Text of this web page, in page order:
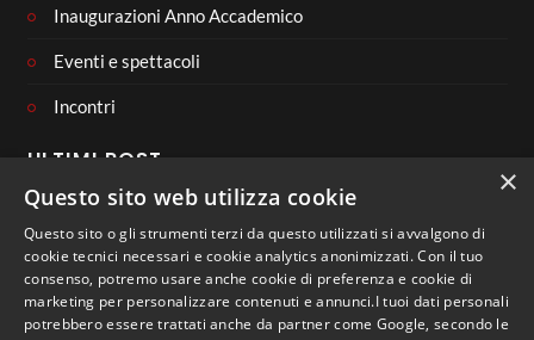
Inaugurazioni Anno Accademico
Eventi e spettacoli
Incontri
ULTIMI POST
CONNECT WITH US
×
Questo sito web utilizza cookie
Questo sito o gli strumenti terzi da questo utilizzati si avvalgono di
cookie tecnici necessari e cookie analytics anonimizzati. Con il tuo
consenso, potremo usare anche cookie di preferenza e cookie di
marketing per personalizzare contenuti e annunci.I tuoi dati personali
potrebbero essere trattati anche da partner come Google, secondo le